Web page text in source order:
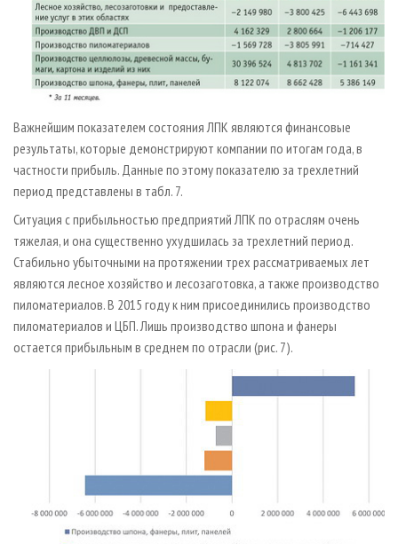
Важнейшим показателем состояния ЛПК являются финансовые
результаты, которые демонстрируют компании по итогам года, в
частности прибыль. Данные по этому показателю за трехлетний
период представлены в табл. 7.
Ситуация с прибыльностью предприятий ЛПК по отраслям очень
тяжелая, и она существенно ухудшилась за трехлетний период.
Стабильно убыточными на протяжении трех рассматриваемых лет
являются лесное хозяйство и лесозаготовка, а также производство
пиломатериалов. В 2015 году к ним присоединились производство
пиломатериалов и ЦБП. Лишь производство шпона и фанеры
остается прибыльным в среднем по отрасли (рис. 7).